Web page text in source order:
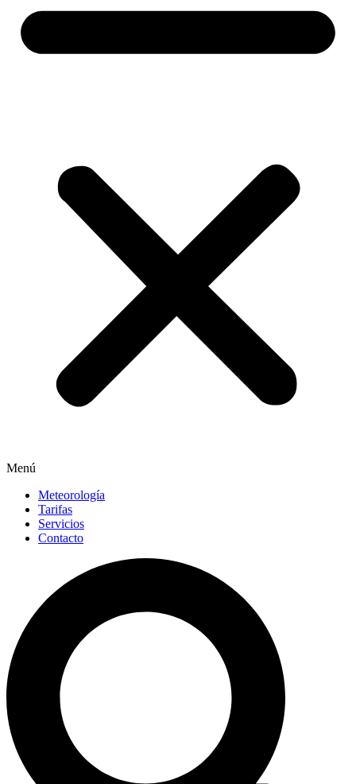
Menú
Meteorología
Tarifas
Servicios
Contacto